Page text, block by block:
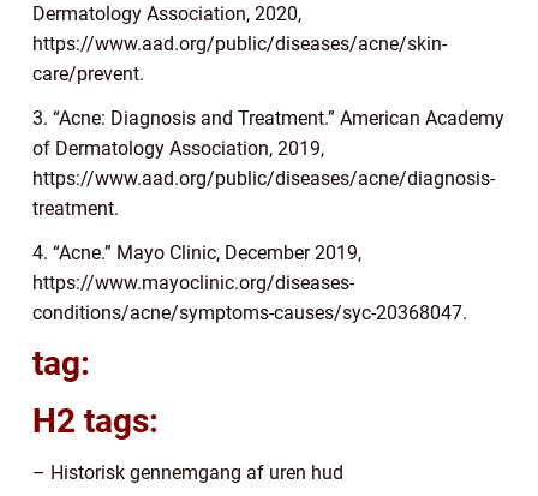
Dermatology Association, 2020,
https://www.aad.org/public/diseases/acne/skin-
care/prevent.
3. “Acne: Diagnosis and Treatment.” American Academy
of Dermatology Association, 2019,
https://www.aad.org/public/diseases/acne/diagnosis-
treatment.
4. “Acne.” Mayo Clinic, December 2019,
https://www.mayoclinic.org/diseases-
conditions/acne/symptoms-causes/syc-20368047.
tag:
H2 tags:
– Historisk gennemgang af uren hud